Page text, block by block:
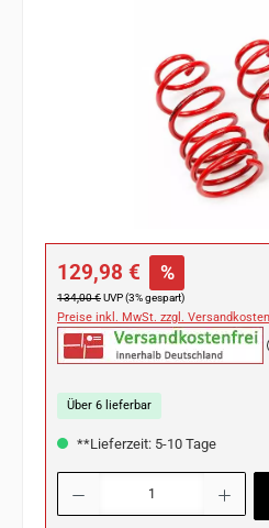
Verkaufspreis:
129,98 € %
Regulärer Preis:
134,00 €UVP (3% gespart)
Preise inkl. MwSt. zzgl. Versandkosten
Über 6 lieferbar
**Lieferzeit: 5-10 Tage
Produkt Anzahl: Gib den